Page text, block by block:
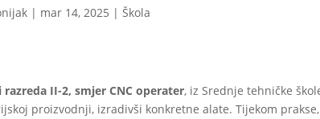
| mar 14, 2025 |Škola
razreda II-2, smjer CNC operater, iz Srednje tehničke
proizvodnji, izradivši konkretne alate. Tijekom